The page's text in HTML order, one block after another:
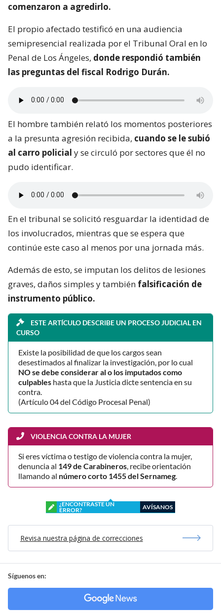
comenzaron a agredirlo.
El propio afectado testificó en una audiencia
semipresencial realizada por el Tribunal Oral en lo
Penal de Los Ángeles, donde respondió también
las preguntas del fiscal Rodrigo Durán.
El hombre también relató los momentos posteriores
a la presunta agresión recibida, cuando se le subió
al carro policial y se circuló por sectores que él no
pudo identificar.
En el tribunal se solicitó resguardar la identidad de
los involucrados, mientras que se espera que
continúe este caso al menos por una jornada más.
Además de esto, se imputan los delitos de lesiones
graves, daños simples y también falsificación de
instrumento público.
ESTE ARTÍCULO DESCRIBE UN PROCESO JUDICIAL EN
CURSO
Existe la posibilidad de que los cargos sean
desestimados al finalizar la investigación, por lo cual
NO se debe considerar al o los imputados como
culpables hasta que la Justicia dicte sentencia en su
contra.
(Artículo 04 del Código Procesal Penal)
VIOLENCIA CONTRA LA MUJER
Si eres víctima o testigo de violencia contra la mujer,
denuncia al 149 de Carabineros, recibe orientación
llamando al número corto 1455 del Sernameg.
¿ENCONTRASTE UN
ERROR?
AVÍSANOS
Revisa nuestra página de correcciones
Síguenos en: